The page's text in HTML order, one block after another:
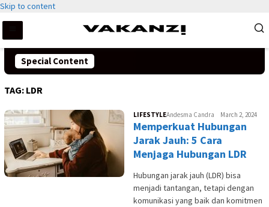
Skip to content
Special Content
TAG: LDR
LIFESTYLEAndesma Candra March 2, 2024
Memperkuat Hubungan
Jarak Jauh: 5 Cara
Menjaga Hubungan LDR
Hubungan jarak jauh (LDR) bisa
menjadi tantangan, tetapi dengan
komunikasi yang baik dan komitmen